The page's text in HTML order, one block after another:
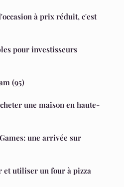
à prix réduit, c'est
pour investisseurs
(95)
une maison en haute-
une arrivée sur
et utiliser un four à pizza